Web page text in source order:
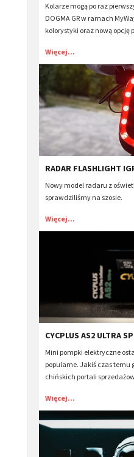
Kolarze mogą po raz
DOGMA GR w ramach
kolorystyki oraz nową opcję
Więcej...
RADAR FLASHLIGHT
Nowy model radaru z
sprawdziliśmy na szosie.
Więcej...
​CYCPLUS AS2 ULTRA
Mini pompki elektryczne
popularne. Jakiś czas temu
chińskich portali
Więcej...